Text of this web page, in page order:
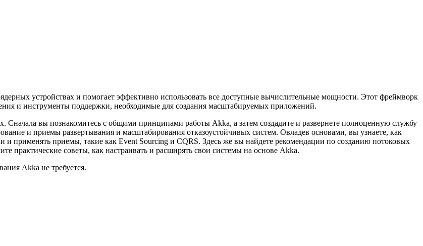
устройствах и помогает эффективно использовать все доступные вычислительные мощности. Этот фреймворк
и инструменты поддержки, необходимые для создания масштабируемых приложений.
вы познакомитесь с общими принципами работы Akka, а затем создадите и развернете полноценную службу
и приемы развертывания и масштабирования отказоустойчивых систем. Овладев основами, вы узнаете, как
и применять приемы, такие как Event Sourcing и CQRS. Здесь же вы найдете рекомендации по созданию потоковых
практические советы, как настраивать и расширять свои системы на основе Akka.
Akka не требуется.